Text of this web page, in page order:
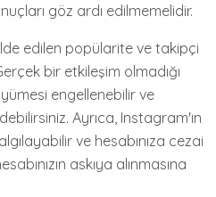
göz ardı edilmemelidir.
edilen popülarite ve takipçi
bir etkileşim olmadığı
engellenebilir ve
Ayrıca, Instagram'ın
ve hesabınıza cezai
askıya alınmasına